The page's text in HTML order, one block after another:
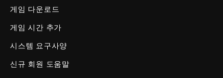
게임 다운로드
게임 시간 추가
시스템 요구사양
신규 회원 도움말